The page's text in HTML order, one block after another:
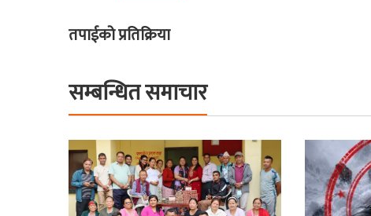
तपाईको प्रतिक्रिया
सम्बन्धित समाचार